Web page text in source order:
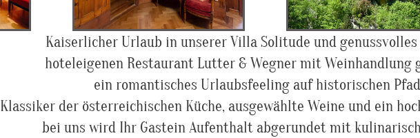
Kaiserlicher Urlaub in unserer Villa Solitude und genussvolles
hoteleigenen Restaurant Lutter & Wegner mit Weinhandlung
ein romantisches Urlaubsfeeling auf historischen
Klassiker der österreichischen Küche, ausgewählte Weine und ein
bei uns wird Ihr Gastein Aufenthalt abgerundet mit